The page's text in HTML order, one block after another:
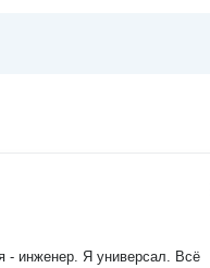
универсал. Всё